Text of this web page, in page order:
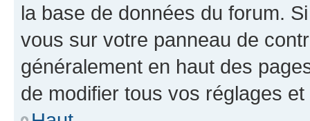
la base de données du forum.
vous sur votre panneau de
généralement en haut des
de modifier tous vos réglages